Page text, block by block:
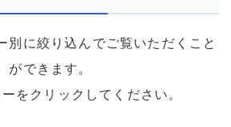
別に絞り込んでご覧いただくこと
ができます。
をクリックしてください。